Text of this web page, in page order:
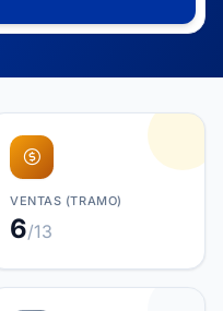
VENTAS (TRAMO)
6/13